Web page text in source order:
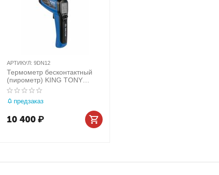
АРТИКУЛ: 9DN12
Термометр бесконтактный
(пирометр) KING TONY
9DN12
предзаказ
10 400₽